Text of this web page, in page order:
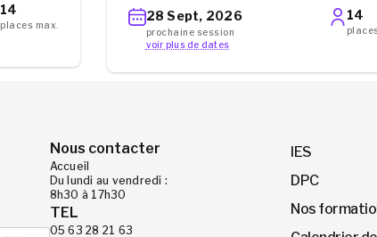
14
places max.
28 Sept, 2026
prochaine session
voir plus de dates
14
Nous contacter
Accueil
Du lundi au vendredi :
8h30 à 17h30
TEL
05 63 28 21 63
IES
DPC
Nos